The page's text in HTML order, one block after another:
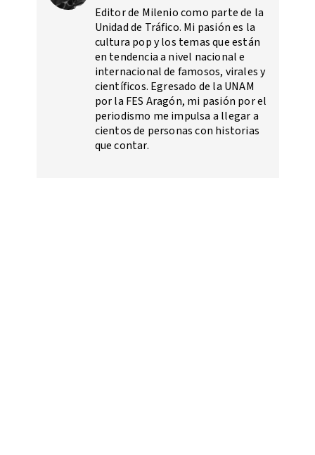
Editor de Milenio como parte de la
Unidad de Tráfico. Mi pasión es la
cultura pop y los temas que están
en tendencia a nivel nacional e
internacional de famosos, virales y
científicos. Egresado de la UNAM
por la FES Aragón, mi pasión por el
periodismo me impulsa a llegar a
cientos de personas con historias
que contar.